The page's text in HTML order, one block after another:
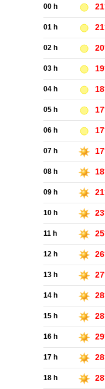
00 h
01 h
02 h
03 h
04 h
05 h
06 h
07 h
08 h
09 h
10 h
11 h
12 h
13 h
14 h
15 h
16 h
17 h
18 h